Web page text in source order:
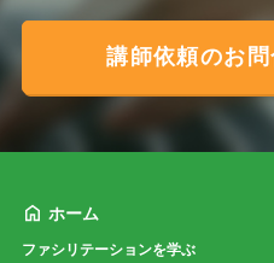
講師依頼のお
ホーム
ファシリテーションを学ぶ